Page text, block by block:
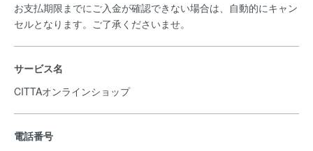
お支払期限までにご入金が確認できない場合は、自動的にキャン
セルとなります。ご了承くださいませ。
サービス名
CITTAオンラインショップ
電話番号